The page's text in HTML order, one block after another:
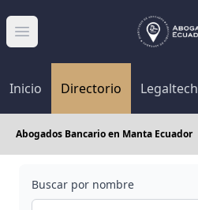
Abrir menú
Inicio Directorio Legaltech
Abogados Bancario en Manta Ecuador
Buscar por nombre